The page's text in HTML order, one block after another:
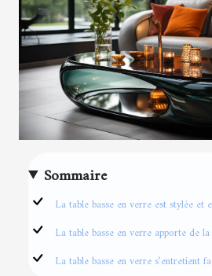
Sommaire
La table basse en verre est stylée et
La table basse en verre apporte de
La table basse en verre s’entretient